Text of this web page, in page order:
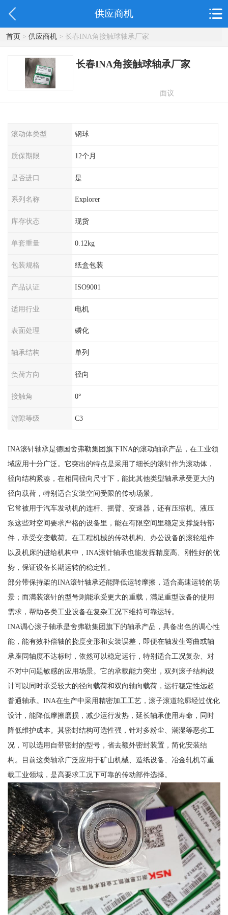
供应商机
首页> 供应商机> 长春INA角接触球轴承厂家
长春INA角接触球轴承厂家
面议
滚动体类型 钢球
质保期限 12个月
是否进口 是
系列名称 Explorer
库存状态 现货
单套重量 0.12kg
包装规格 纸盒包装
产品认证 ISO9001
适用行业 电机
表面处理 磷化
轴承结构 单列
负荷方向 径向
接触角 0°
游隙等级 C3
INA滚针轴承是德国舍弗勒集团旗下INA的滚动轴承产品，在工业领
域应用十分广泛。它突出的特点是采用了细长的滚针作为滚动体，
径向结构紧凑，在相同径向尺寸下，能比其他类型轴承承受更大的
径向载荷，特别适合安装空间受限的传动场景。
它常被用于汽车发动机的连杆、摇臂、变速器，还有压缩机、液压
泵这些对空间要求严格的设备里，能在有限空间里稳定支撑旋转部
件，承受交变载荷。在工程机械的传动机构、办公设备的滚轮组件
以及机床的进给机构中，INA滚针轴承也能发挥精度高、刚性好的优
势，保证设备长期运转的稳定性。
部分带保持架的INA滚针轴承还能降低运转摩擦，适合高速运转的场
景；而满装滚针的型号则能承受更大的重载，满足重型设备的使用
需求，帮助各类工业设备在复杂工况下维持可靠运转。
INA调心滚子轴承是舍弗勒集团旗下的轴承产品，具备出色的调心性
能，能有效补偿轴的挠度变形和安装误差，即便在轴发生弯曲或轴
承座同轴度不达标时，依然可以稳定运行，特别适合工况复杂、对
不对中问题敏感的应用场景。它的承载能力突出，双列滚子结构设
计可以同时承受较大的径向载荷和双向轴向载荷，运行稳定性远超
普通轴承。INA在生产中采用精密加工工艺，滚子滚道轮廓经过优化
设计，能降低摩擦磨损，减少运行发热，延长轴承使用寿命，同时
降低维护成本。其密封结构可选性强，针对多粉尘、潮湿等恶劣工
况，可以选用自带密封的型号，省去额外密封装置，简化安装结
构。目前这类轴承广泛应用于矿山机械、造纸设备、冶金轧机等重
载工业领域，是高要求工况下可靠的传动部件选择。